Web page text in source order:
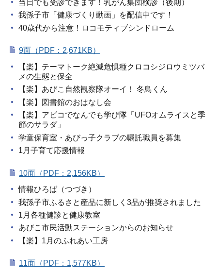
当日でも受診できます！乳がん集団検診（後期）
我孫子市「健康づくり動画」を配信中です！
40歳代から注意！ロコモティブシンドローム
9面（PDF：2,671KB）
【楽】テーマトーク絶滅危惧種クロコシジロウミツバ
メの生態と保全
【楽】あびこ自然観察隊オーイ！ 冬鳥くん
【楽】図書館のおはなし会
【楽】アビコでなんでも学び隊「UFOオムライスと季
節のサラダ」
学童保育室・あびっ子クラブの嘱託職員を募集
1月子育て応援情報
10面（PDF：2,156KB）
情報ひろば（つづき）
我孫子市ふるさと産品に新しく3品が推奨されました
1月各種健診と健康教室
あびこ市民活動ステーションからのお知らせ
【楽】1月のふれあい工房
11面（PDF：1,577KB）